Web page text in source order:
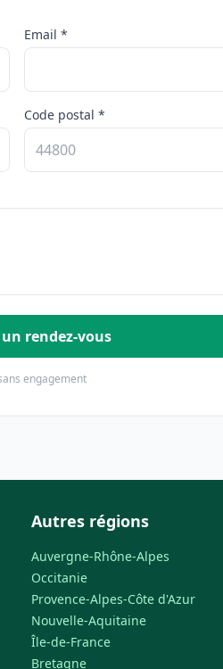
Email *
Code postal *
rendez-vous
engagement
Autres régions
Auvergne-Rhône-Alpes
Occitanie
Provence-Alpes-Côte d'Azur
Nouvelle-Aquitaine
Île-de-France
Bretagne